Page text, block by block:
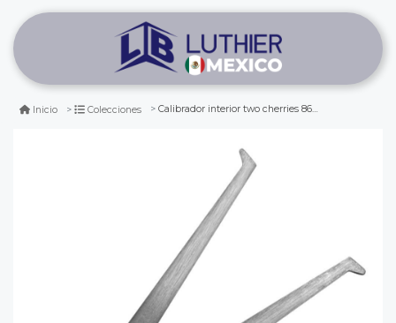
Inicio Colecciones Calibrador interior two cherries 8608 para torneria